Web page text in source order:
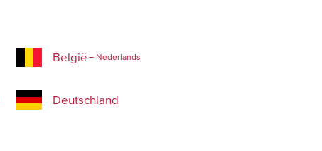
België – Nederlands
Deutschland